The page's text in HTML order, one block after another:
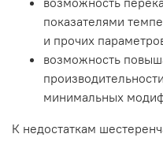
показателями
и прочих
возможность
минимальных
К недостаткам